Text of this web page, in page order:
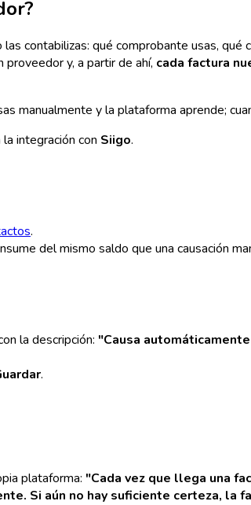
contabilizas: qué comprobante usas,
proveedor y, a partir de ahí, cada factura
manualmente y la plataforma aprende;
integración con Siigo.
.
del mismo saldo que una causación
la descripción: "Causa
.
plataforma: "Cada vez que llega una
Si aún no hay suficiente certeza, la